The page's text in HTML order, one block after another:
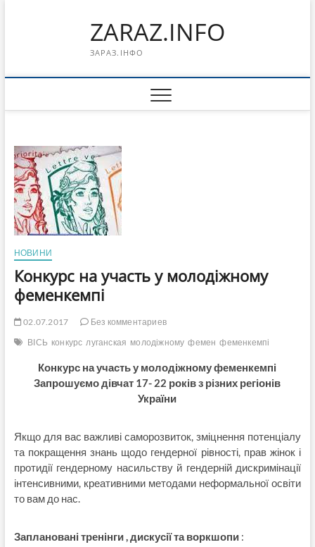
ZARAZ.INFO
ЗАРАЗ.ІНФО
НОВИНИ
Конкурс на участь у молодіжному
феменкемпі
02.07.2017
Без комментариев
ВІСЬ конкурс луганская молодіжному фемен феменкемпі
Конкурс на участь у молодіжному феменкемпі
Запрошуємо дівчат 17- 22 років з різних регіонів
України
Якщо для вас важливі саморозвиток, зміцнення потенціалу
та покращення знань щодо гендерної рівності, прав жінок і
протидії гендерному насильству й гендерній дискримінації
інтенсивними, креативними методами неформальної освіти
то вам до нас.
Заплановані тренінги , дискусії та воркшопи: